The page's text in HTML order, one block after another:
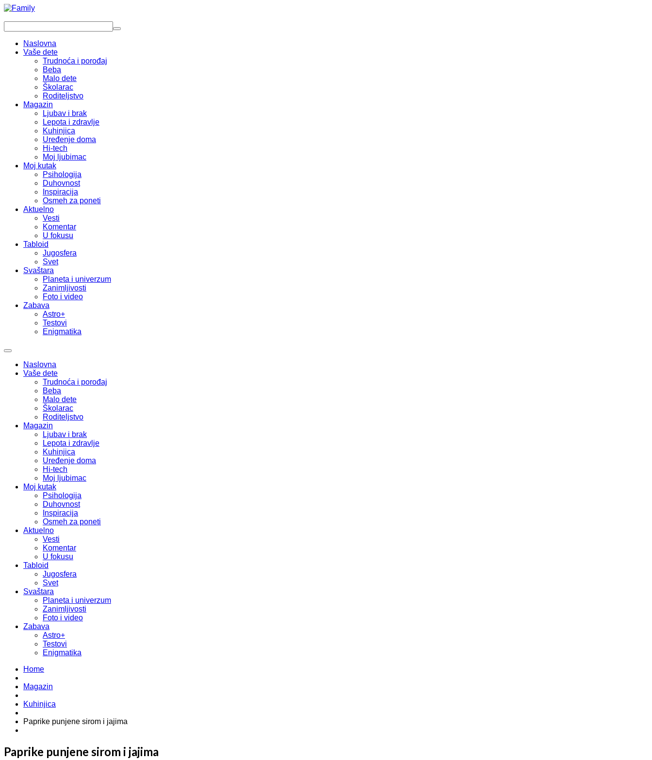
Naslovna
Vaše dete
Trudnoća i porođaj
Beba
Malo dete
Školarac
Roditeljstvo
Magazin
Ljubav i brak
Lepota i zdravlje
Kuhinjica
Uređenje doma
Hi-tech
Moj ljubimac
Moj kutak
Psihologija
Duhovnost
Inspiracija
Osmeh za poneti
Aktuelno
Vesti
Komentar
U fokusu
Tabloid
Jugosfera
Svet
Svaštara
Planeta i univerzum
Zanimljivosti
Foto i video
Zabava
Astro+
Testovi
Enigmatika
Naslovna
Vaše dete
Trudnoća i porođaj
Beba
Malo dete
Školarac
Roditeljstvo
Magazin
Ljubav i brak
Lepota i zdravlje
Kuhinjica
Uređenje doma
Hi-tech
Moj ljubimac
Moj kutak
Psihologija
Duhovnost
Inspiracija
Osmeh za poneti
Aktuelno
Vesti
Komentar
U fokusu
Tabloid
Jugosfera
Svet
Svaštara
Planeta i univerzum
Zanimljivosti
Foto i video
Zabava
Astro+
Testovi
Enigmatika
Home
Magazin
Kuhinjica
Paprike punjene sirom i jajima
Paprike punjene sirom i jajima